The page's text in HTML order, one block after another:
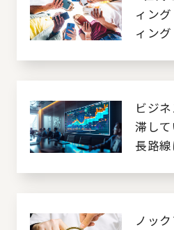
ィン
ィング
ビジ
滞し
長路
ノッ